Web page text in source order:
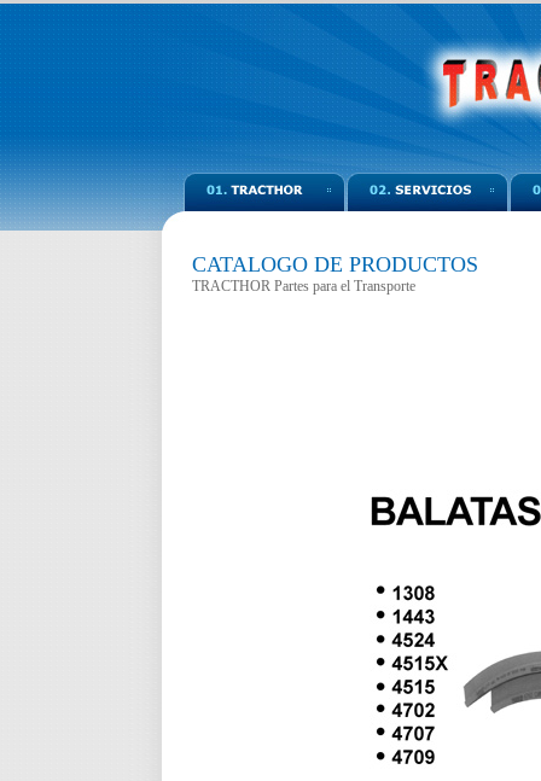
CATALOGO DE PRODUCTOS
TRACTHOR Partes para el Transporte